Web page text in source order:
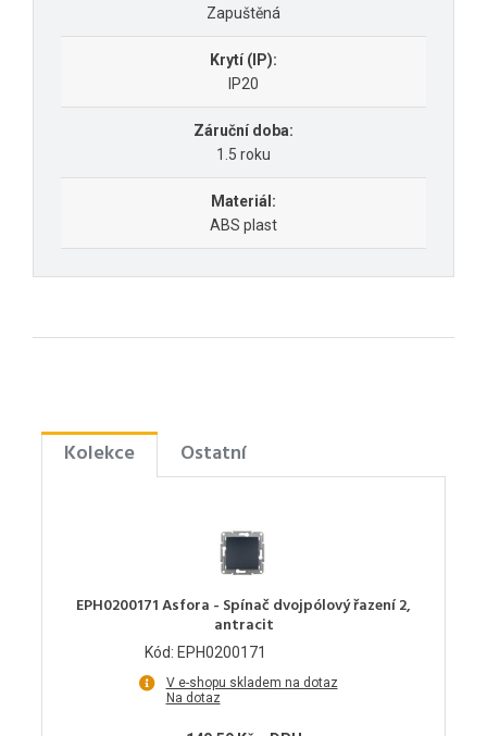
Zapuštěná
Krytí (IP):
IP20
Záruční doba:
1.5 roku
Materiál:
ABS plast
Kolekce Ostatní
EPH0200171 Asfora - Spínač dvojpólový řazení 2,
antracit
Kód: EPH0200171
V e-shopu skladem na dotaz
Na dotaz